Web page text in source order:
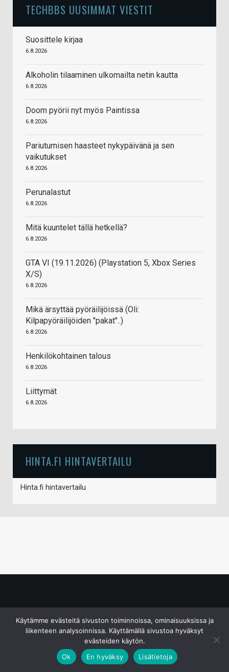
TECHBBS UUSIMMAT VIESTIT
Suosittele kirjaa
6.8.2026
Alkoholin tilaaminen ulkomailta netin kautta
6.8.2026
Doom pyörii nyt myös Paintissa
6.8.2026
Pariutumisen haasteet nykypäivänä ja sen
vaikutukset
6.8.2026
Perunalastut
6.8.2026
Mitä kuuntelet tällä hetkellä?
6.8.2026
GTA VI (19.11.2026) (Playstation 5, Xbox Series
X/S)
6.8.2026
Mikä ärsyttää pyöräilijöissä (Oli:
Kilpapyöräilijöiden "pakat"..)
6.8.2026
Henkilökohtainen talous
6.8.2026
Liittymät
6.8.2026
HINTA.FI HINTAVERTAILU
Hinta.fi hintavertailu
Käytämme evästeitä sivuston toiminnoissa, ominaisuuksissa ja
liikenteen analysoinnissa. Käyttämällä sivustoa hyväksyt
evästeiden käytön.
Ok
En hyväksy Lisätietoja